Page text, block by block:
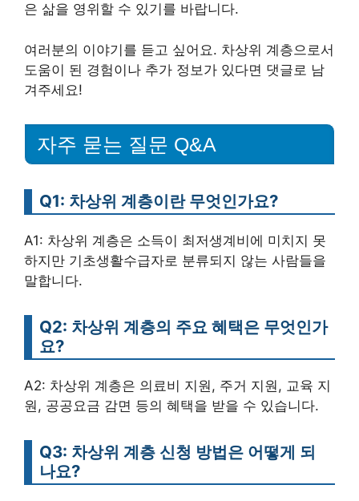
은 삶을 영위할 수 있기를 바랍니다.
여러분의 이야기를 듣고 싶어요. 차상위 계층으로서
도움이 된 경험이나 추가 정보가 있다면 댓글로 남
겨주세요!
자주 묻는 질문 Q&A
Q1: 차상위 계층이란 무엇인가요?
A1: 차상위 계층은 소득이 최저생계비에 미치지 못
하지만 기초생활수급자로 분류되지 않는 사람들을
말합니다.
Q2: 차상위 계층의 주요 혜택은 무엇인가
요?
A2: 차상위 계층은 의료비 지원, 주거 지원, 교육 지
원, 공공요금 감면 등의 혜택을 받을 수 있습니다.
Q3: 차상위 계층 신청 방법은 어떻게 되
나요?